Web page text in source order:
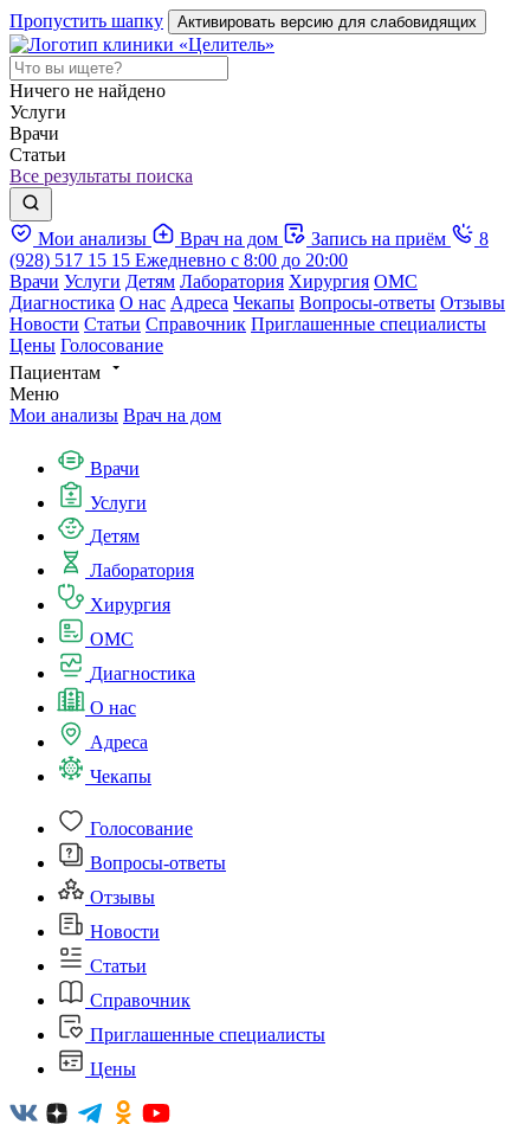
Пропустить шапку Активировать версию для слабовидящих
Ничего не найдено
Услуги
Врачи
Статьи
Все результаты поиска
Мои анализы Врач на дом Запись на приём
8
(928) 517 15 15 Ежедневно с 8:00 до 20:00
Врачи Услуги Детям Лаборатория Хирургия ОМС
Диагностика О нас Адреса Чекапы Вопросы-ответы Отзывы
Новости Статьи Справочник Приглашенные специалисты
Цены Голосование
Пациентам
Меню
Мои анализы Врач на дом
Врачи
Услуги
Детям
Лаборатория
Хирургия
ОМС
Диагностика
О нас
Адреса
Чекапы
Голосование
Вопросы-ответы
Отзывы
Новости
Статьи
Справочник
Приглашенные специалисты
Цены